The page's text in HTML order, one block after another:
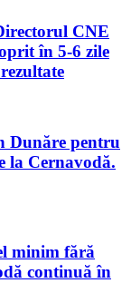
CNE
în 5-6 zile
Dunăre pentru
la Cernavodă.
minim fără
continuă în